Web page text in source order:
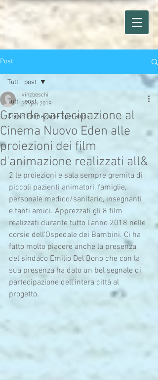
Post
Tutti i post
Corso formazione operatori
Tutti i post
Grande partecipazione al
Cinema Nuovo Eden alle
proiezioni dei film
d'animazione realizzati all&
vinzbeschi
27 gen 2019
2 le proiezioni e sala sempre gremita di
piccoli pazienti animatori, famiglie,
personale medico/sanitario, insegnanti
e tanti amici. Apprezzati gli 8 film
realizzati durante tutto l'anno 2018 nelle
corsie dell'Ospedale dei Bambini. Ci ha
fatto molto piacere anche la presenza
del sindaco Emilio Del Bono che con la
sua presenza ha dato un bel segnale di
partecipazione dell'intera città al
progetto.